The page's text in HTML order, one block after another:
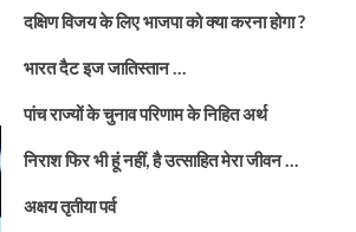
दक्षिण विजय के लिए भाजपा को क्या करना होगा ?
भारत दैट इज जातिस्तान …
पांच राज्यों के चुनाव परिणाम के निहित अर्थ
निराश फिर भी हूं नहीं, है उत्साहित मेरा जीवन …
अक्षय तृतीया पर्व